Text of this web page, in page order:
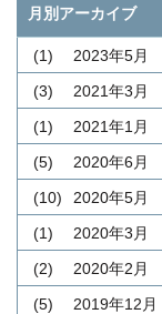
月別アーカイブ
2023年5月
(1)
2021年3月
(3)
2021年1月
(1)
2020年6月
(5)
2020年5月
(10)
2020年3月
(1)
2020年2月
(2)
2019年12月
(5)